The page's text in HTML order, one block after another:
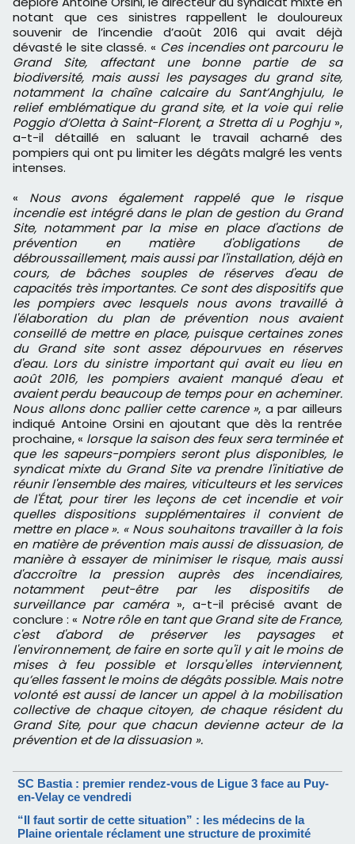
notant que ces sinistres rappellent le douloureux
souvenir de l’incendie d’août 2016 qui avait déjà
dévasté le site classé. « Ces incendies ont parcouru le
Grand Site, affectant une bonne partie de sa
biodiversité, mais aussi les paysages du grand site,
notamment la chaîne calcaire du Sant’Anghjulu, le
relief emblématique du grand site, et la voie qui relie
Poggio d’Oletta à Saint-Florent, a Stretta di u Poghju»,
a-t-il détaillé en saluant le travail acharné des
pompiers qui ont pu limiter les dégâts malgré les vents
intenses.
« Nous avons également rappelé que le risque
incendie est intégré dans le plan de gestion du Grand
Site, notamment par la mise en place d'actions de
prévention en matière d'obligations de
débroussaillement, mais aussi par l'installation, déjà en
cours, de bâches souples de réserves d'eau de
capacités très importantes. Ce sont des dispositifs que
les pompiers avec lesquels nous avons travaillé à
l'élaboration du plan de prévention nous avaient
conseillé de mettre en place, puisque certaines zones
du Grand site sont assez dépourvues en réserves
d'eau. Lors du sinistre important qui avait eu lieu en
août 2016, les pompiers avaient manqué d'eau et
avaient perdu beaucoup de temps pour en acheminer.
Nous allons donc pallier cette carence », a par ailleurs
indiqué Antoine Orsini en ajoutant que dès la rentrée
prochaine, « lorsque la saison des feux sera terminée et
que les sapeurs-pompiers seront plus disponibles, le
syndicat mixte du Grand Site va prendre l'initiative de
réunir l'ensemble des maires, viticulteurs et les services
de l'État, pour tirer les leçons de cet incendie et voir
quelles dispositions supplémentaires il convient de
mettre en place ». « Nous souhaitons travailler à la fois
en matière de prévention mais aussi de dissuasion, de
manière à essayer de minimiser le risque, mais aussi
d'accroître la pression auprès des incendiaires,
notamment peut-être par les dispositifs de
surveillance par caméra», a-t-il précisé avant de
conclure : « Notre rôle en tant que Grand site de France,
c'est d'abord de préserver les paysages et
l'environnement, de faire en sorte qu'il y ait le moins de
mises à feu possible et lorsqu'elles interviennent,
qu’elles fassent le moins de dégâts possible. Mais notre
volonté est aussi de lancer un appel à la mobilisation
collective de chaque citoyen, de chaque résident du
Grand Site, pour que chacun devienne acteur de la
prévention et de la dissuasion ».
SC Bastia : premier rendez-vous de Ligue 3 face au Puy-
en-Velay ce vendredi
“Il faut sortir de cette situation” : les médecins de la
Plaine orientale réclament une structure de proximité